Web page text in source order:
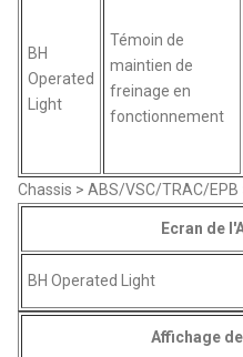
BH
Operated
Light
Témoin de
maintien de
freinage en
fonctionnement
Chassis > ABS/VSC/TRAC/
Ecran de
BH Operated Light
Affichage